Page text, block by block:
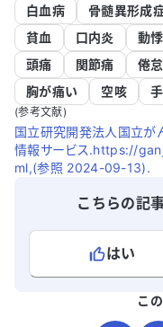
白血病 骨髄異形成
貧血
口内炎 動悸
頭痛
関節痛 倦
胸が痛い
空咳
(参考文献)
国立研究開発法人国立が
情報サービス.https://
ml,(参照 2024-09-13).
こちらの記
はい
こ